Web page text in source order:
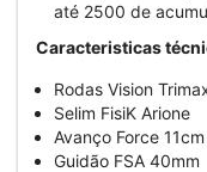
até 2500 de
Caracteristicas
Rodas Vision
Selim FisiK Arione
Avanço Force 11cm
Guidão FSA 40mm